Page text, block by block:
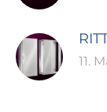
11.